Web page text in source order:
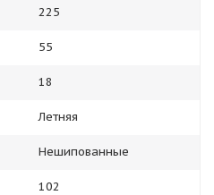
225
55
18
Летняя
Нешипованные
102